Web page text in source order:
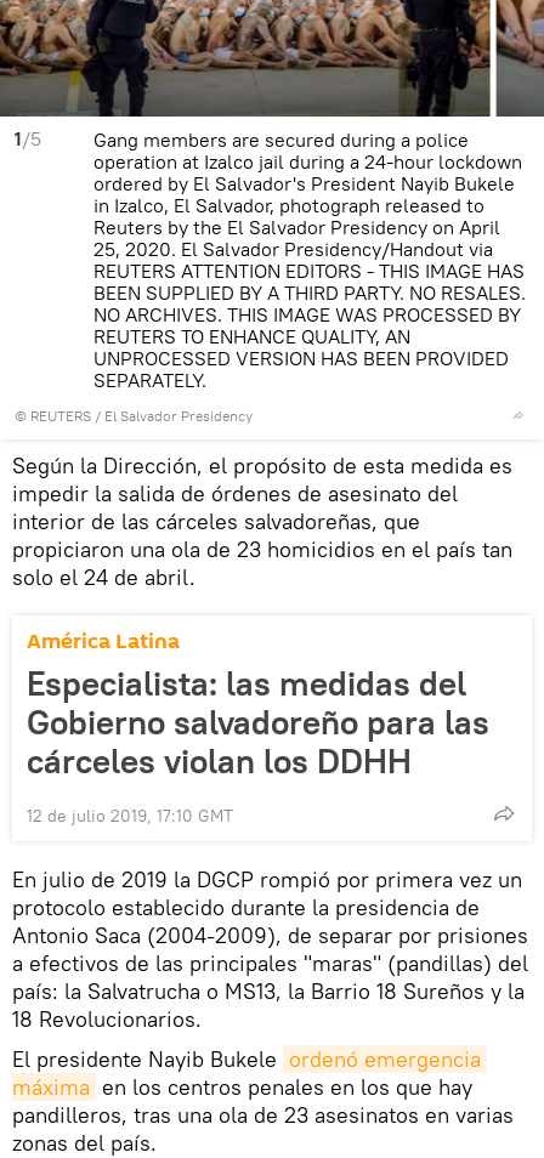
1/5
© REUTERS / El Salvador Presidency
Gang members are secured during a police
operation at Izalco jail during a 24-hour lockdown
ordered by El Salvador's President Nayib Bukele
in Izalco, El Salvador, photograph released to
Reuters by the El Salvador Presidency on April
25, 2020. El Salvador Presidency/Handout via
REUTERS ATTENTION EDITORS - THIS IMAGE HAS
BEEN SUPPLIED BY A THIRD PARTY. NO RESALES.
NO ARCHIVES. THIS IMAGE WAS PROCESSED BY
REUTERS TO ENHANCE QUALITY, AN
UNPROCESSED VERSION HAS BEEN PROVIDED
SEPARATELY.
Según la Dirección, el propósito de esta medida es
impedir la salida de órdenes de asesinato del
interior de las cárceles salvadoreñas, que
propiciaron una ola de 23 homicidios en el país tan
solo el 24 de abril.
América Latina
Especialista: las medidas del
Gobierno salvadoreño para las
cárceles violan los DDHH
12 de julio 2019, 17:10 GMT
En julio de 2019 la DGCP rompió por primera vez un
protocolo establecido durante la presidencia de
Antonio Saca (2004-2009), de separar por prisiones
a efectivos de las principales "maras" (pandillas) del
país: la Salvatrucha o MS13, la Barrio 18 Sureños y la
18 Revolucionarios.
El presidente Nayib Bukele ordenó emergencia
máxima en los centros penales en los que hay
pandilleros, tras una ola de 23 asesinatos en varias
zonas del país.